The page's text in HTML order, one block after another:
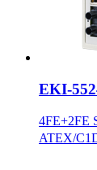
EKI-
4FE+2FE
ATEX/